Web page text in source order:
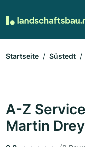
Startseite Süstedt
A-Z
Martin